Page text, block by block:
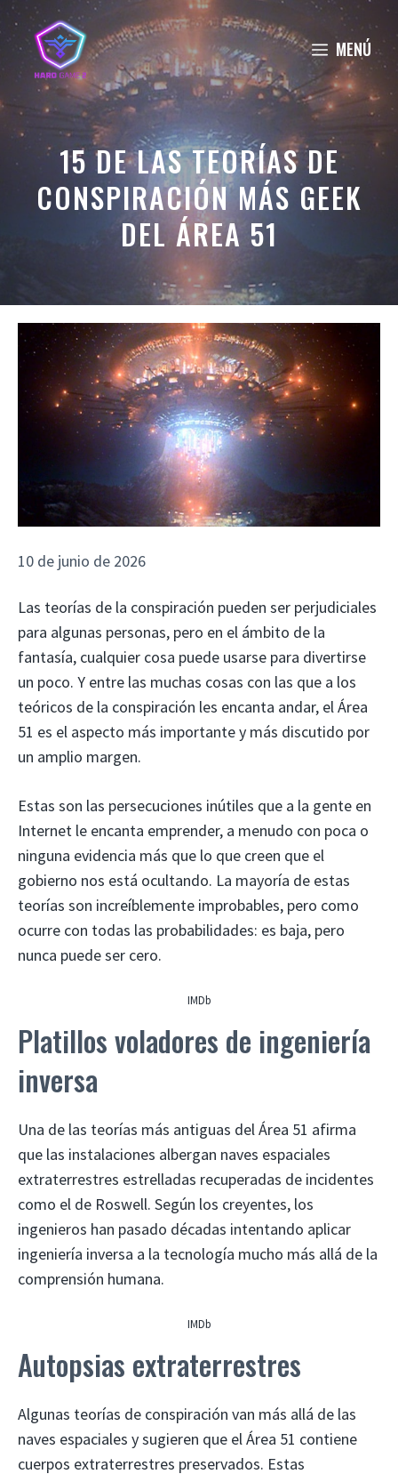
Saltar
al
contenido
MENÚ
15 DE LAS TEORÍAS DE
CONSPIRACIÓN MÁS GEEK
DEL ÁREA 51
10 de junio de 2026
Las teorías de la conspiración pueden ser perjudiciales
para algunas personas, pero en el ámbito de la
fantasía, cualquier cosa puede usarse para divertirse
un poco. Y entre las muchas cosas con las que a los
teóricos de la conspiración les encanta andar, el Área
51 es el aspecto más importante y más discutido por
un amplio margen.
Estas son las persecuciones inútiles que a la gente en
Internet le encanta emprender, a menudo con poca o
ninguna evidencia más que lo que creen que el
gobierno nos está ocultando. La mayoría de estas
teorías son increíblemente improbables, pero como
ocurre con todas las probabilidades: es baja, pero
nunca puede ser cero.
IMDb
Platillos voladores de ingeniería
inversa
Una de las teorías más antiguas del Área 51 afirma
que las instalaciones albergan naves espaciales
extraterrestres estrelladas recuperadas de incidentes
como el de Roswell. Según los creyentes, los
ingenieros han pasado décadas intentando aplicar
ingeniería inversa a la tecnología mucho más allá de la
comprensión humana.
IMDb
Autopsias extraterrestres
Algunas teorías de conspiración van más allá de las
naves espaciales y sugieren que el Área 51 contiene
cuerpos extraterrestres preservados. Estas